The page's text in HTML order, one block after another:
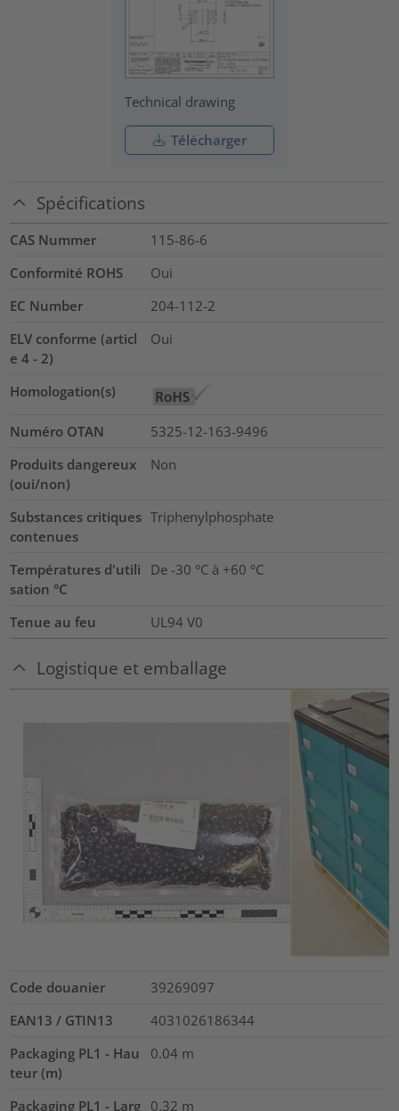
Technical drawing
Télécharger
Spécifications
CAS Nummer
115-86-6
Conformité ROHS
Oui
EC Number
204-112-2
ELV conforme (articl
e 4 - 2)
Oui
Homologation(s)
Numéro OTAN
5325-12-163-9496
Produits dangereux
(oui/non)
Non
Substances critiques
contenues
Triphenylphosphate
Températures d'utili
sation °C
De -30 °C à +60 °C
Tenue au feu UL94 V0
Logistique et emballage
Code douanier
39269097
EAN13 / GTIN13
4031026186344
Packaging PL1 - Hau
teur (m)
0.04 m
Packaging PL1 - Larg 0.32 m